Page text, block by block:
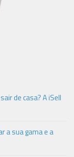
de casa? A iSell
a sua gama e a